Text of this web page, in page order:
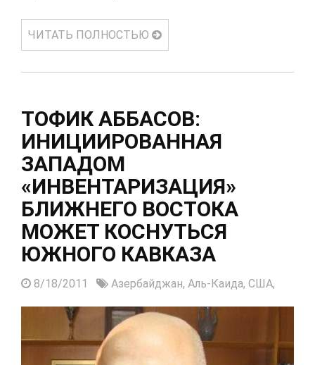
ЧИТАТЬ ПОЛНОСТЬЮ
ТОФИК АББАСОВ:
ИНИЦИИРОВАННАЯ
ЗАПАДОМ
«ИНВЕНТАРИЗАЦИЯ»
БЛИЖНЕГО ВОСТОКА
МОЖЕТ КОСНУТЬСЯ
ЮЖНОГО КАВКАЗА
8/18/2011 Азербайджан, Аль-Каида, США,